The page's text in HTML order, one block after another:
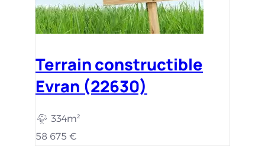
Terrain constructible
Evran (22630)
334m²
58 675 €